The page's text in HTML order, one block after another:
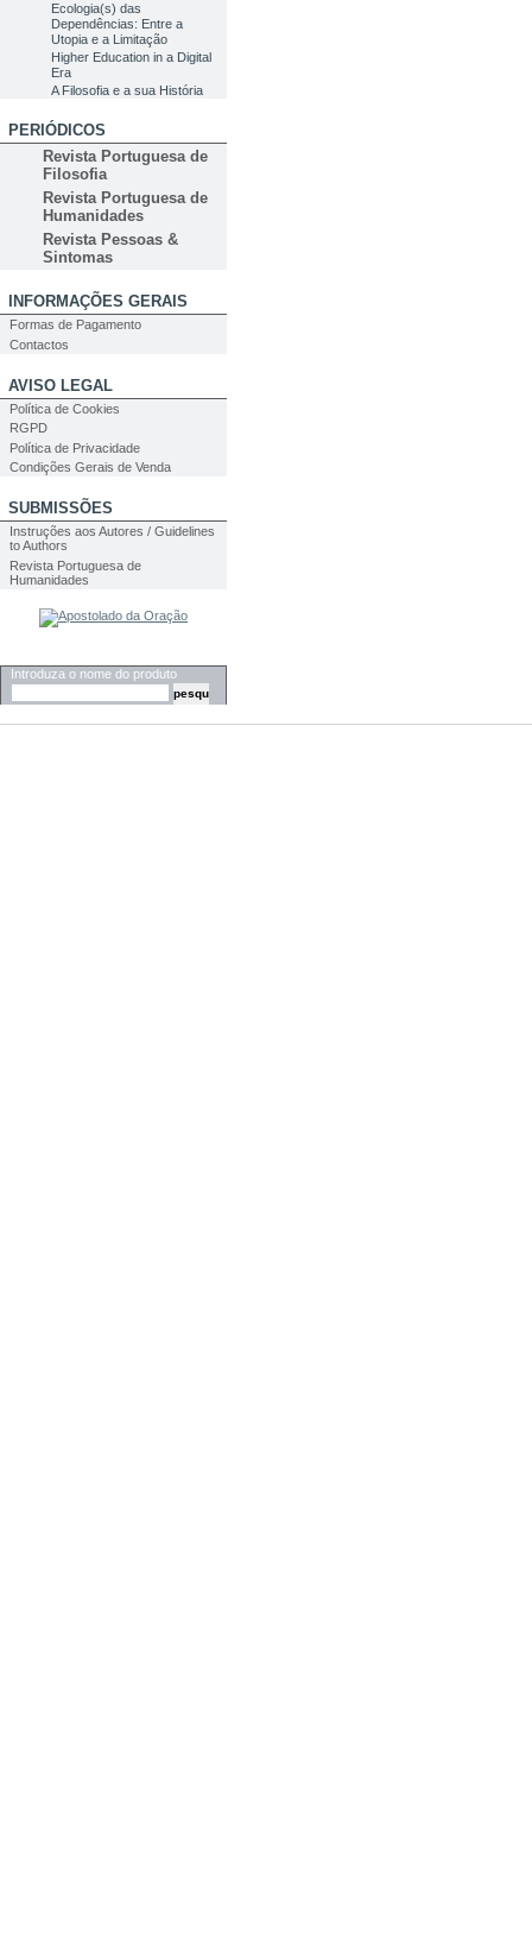
Ecologia(s) das
Dependências: Entre a
Utopia e a Limitação
Higher Education in a Digital
Era
A Filosofia e a sua História
PERIÓDICOS
Revista Portuguesa de
Filosofia
Revista Portuguesa de
Humanidades
Revista Pessoas &
Sintomas
INFORMAÇÕES GERAIS
Formas de Pagamento
Contactos
AVISO LEGAL
Política de Cookies
RGPD
Política de Privacidade
Condições Gerais de Venda
SUBMISSÕES
Instruções aos Autores / Guidelines
to Authors
Revista Portuguesa de
Humanidades
Introduza o nome do produto